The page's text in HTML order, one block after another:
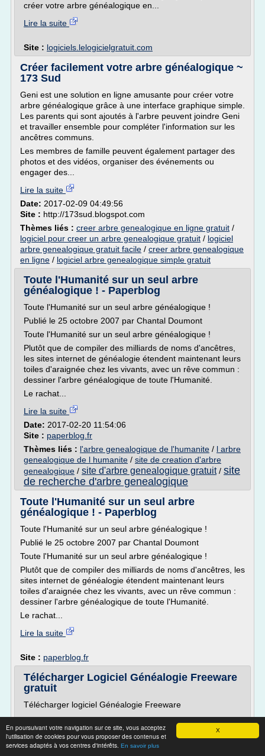
X
En poursuivant votre navigation sur ce site, vous acceptez
l'utilisation de cookies pour vous proposer des contenus et
services adaptés à vos centres d'intérêts. En savoir plus
créer votre arbre généalogique en...
Lire la suite
Site : logiciels.lelogicielgratuit.com
Créer facilement votre arbre généalogique ~
173 Sud
Geni est une solution en ligne amusante pour créer votre
arbre généalogique grâce à une interface graphique simple.
Les parents qui sont ajoutés à l'arbre peuvent joindre Geni
et travailler ensemble pour compléter l'information sur les
ancêtres communs.
Les membres de famille peuvent également partager des
photos et des vidéos, organiser des événements ou
engager des...
Lire la suite
Date: 2017-02-09 04:49:56
Site : http://173sud.blogspot.com
Thèmes liés : creer arbre genealogique en ligne gratuit /
logiciel pour creer un arbre genealogique gratuit / logiciel
arbre genealogique gratuit facile / creer arbre genealogique
en ligne / logiciel arbre genealogique simple gratuit
Toute l'Humanité sur un seul arbre
généalogique ! - Paperblog
Toute l'Humanité sur un seul arbre généalogique !
Publié le 25 octobre 2007 par Chantal Doumont
Toute l'Humanité sur un seul arbre généalogique !
Plutôt que de compiler des milliards de noms d'ancêtres,
les sites internet de généalogie étendent maintenant leurs
toiles d'araignée chez les vivants, avec un rêve commun :
dessiner l'arbre généalogique de toute l'Humanité.
Le rachat...
Lire la suite
Date: 2017-02-20 11:54:06
Site : paperblog.fr
Thèmes liés : l'arbre genealogique de l'humanite / l arbre
genealogique de l humanite / site de creation d'arbre
genealogique / site d'arbre genealogique gratuit/ site
de recherche d'arbre genealogique
Toute l'Humanité sur un seul arbre
généalogique ! - Paperblog
Toute l'Humanité sur un seul arbre généalogique !
Publié le 25 octobre 2007 par Chantal Doumont
Toute l'Humanité sur un seul arbre généalogique !
Plutôt que de compiler des milliards de noms d'ancêtres, les
sites internet de généalogie étendent maintenant leurs
toiles d'araignée chez les vivants, avec un rêve commun :
dessiner l'arbre généalogique de toute l'Humanité.
Le rachat...
Lire la suite
Site : paperblog.fr
Télécharger Logiciel Généalogie Freeware
gratuit
Télécharger logiciel Généalogie Freeware
"Télécharger Freeware Gratuit" vous permet le
téléchargement gratuit de jeux freewares & logiciels